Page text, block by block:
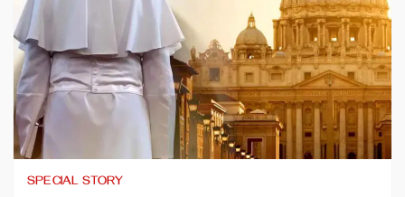
SPECIAL STORY